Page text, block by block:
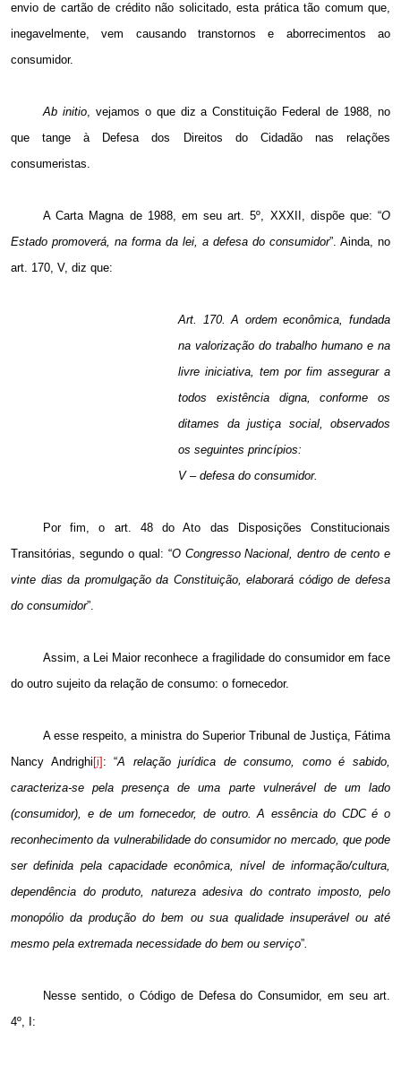
envio de cartão de crédito não solicitado, esta prática tão comum que,
inegavelmente, vem causando transtornos e aborrecimentos ao
consumidor.
Ab initio, vejamos o que diz a Constituição Federal de 1988, no
que tange à Defesa dos Direitos do Cidadão nas relações
consumeristas.
A Carta Magna de 1988, em seu art. 5º, XXXII, dispõe que: “O
Estado promoverá, na forma da lei, a defesa do consumidor”. Ainda, no
art. 170, V, diz que:
Art. 170. A ordem econômica, fundada
na valorização do trabalho humano e na
livre iniciativa, tem por fim assegurar a
todos existência digna, conforme os
ditames da justiça social, observados
os seguintes princípios:
V – defesa do consumidor.
Por fim, o art. 48 do Ato das Disposições Constitucionais
Transitórias, segundo o qual: “O Congresso Nacional, dentro de cento e
vinte dias da promulgação da Constituição, elaborará código de defesa
do consumidor”.
Assim, a Lei Maior reconhece a fragilidade do consumidor em face
do outro sujeito da relação de consumo: o fornecedor.
A esse respeito, a ministra do Superior Tribunal de Justiça, Fátima
Nancy Andrighi [i] : “A relação jurídica de consumo, como é sabido,
caracteriza-se pela presença de uma parte vulnerável de um lado
(consumidor), e de um fornecedor, de outro. A essência do CDC é o
reconhecimento da vulnerabilidade do consumidorno mercado, que pode
ser definida pela capacidade econômica, nível de informação/cultura,
dependência do produto, natureza adesiva do contrato imposto, pelo
monopólio da produção do bem ou sua qualidade insuperável ou até
mesmo pela extremada necessidade do bem ou serviço”.
Nesse sentido, o Código de Defesa do Consumidor, em seu art.
4º, I: